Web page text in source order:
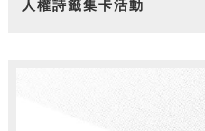
人權詩籤集卡活動